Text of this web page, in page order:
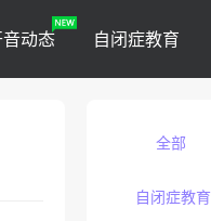
动态 自闭症教育
全部
自闭症教育